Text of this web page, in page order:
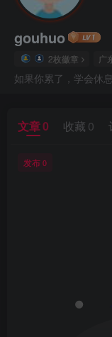
gouhuo
2枚徽章 广
如果你累了，学会休
文章0 收藏 0
发布 0